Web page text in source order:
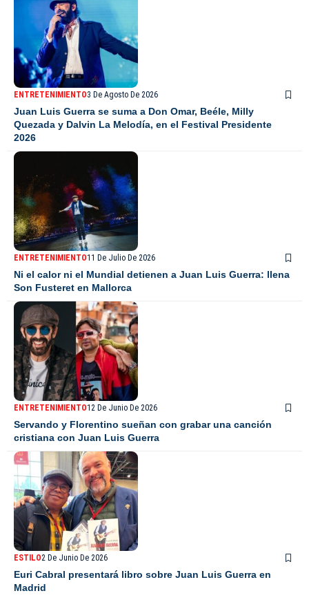
ENTRETENIMIENTO3 De Agosto De 2026
Juan Luis Guerra se suma a Don Omar, Beéle, Milly
Quezada y Dalvin La Melodía, en el Festival Presidente
2026
ENTRETENIMIENTO11 De Julio De 2026
Ni el calor ni el Mundial detienen a Juan Luis Guerra: llena
Son Fusteret en Mallorca
ENTRETENIMIENTO12 De Junio De 2026
Servando y Florentino sueñan con grabar una canción
cristiana con Juan Luis Guerra
ESTILO2 De Junio De 2026
Euri Cabral presentará libro sobre Juan Luis Guerra en
Madrid